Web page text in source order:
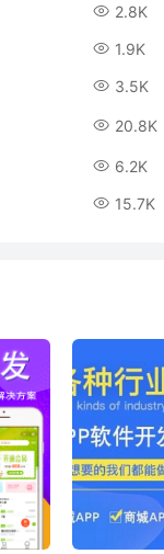
2.8K
1.9K
3.5K
20.8K
6.2K
15.7K